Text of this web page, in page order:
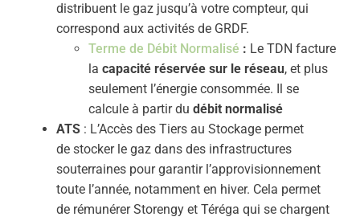
distribuent le gaz jusqu’à votre compteur, qui
correspond aux activités de GRDF.
Terme de Débit Normalisé : Le TDN facture
la capacité réservée sur le réseau, et plus
seulement l’énergie consommée. Il se
calcule à partir du débit normalisé
ATS : L’Accès des Tiers au Stockage permet
de stocker le gaz dans des infrastructures
souterraines pour garantir l’approvisionnement
toute l’année, notamment en hiver. Cela permet
de rémunérer Storengy et Téréga qui se chargent